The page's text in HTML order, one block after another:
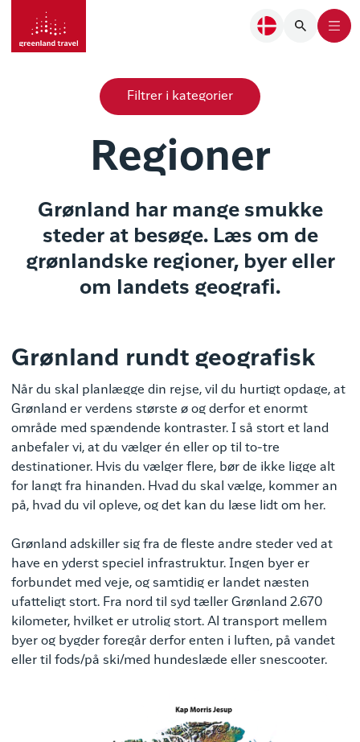
Filtrer i kategorier
Regioner
Grønland har mange smukke
steder at besøge. Læs om de
grønlandske regioner, byer eller
om landets geografi.
Grønland rundt geografisk
Når du skal planlægge din rejse, vil du hurtigt opdage, at
Grønland er verdens største ø og derfor et enormt
område med spændende kontraster. I så stort et land
anbefaler vi, at du vælger én eller op til to-tre
destinationer. Hvis du vælger flere, bør de ikke ligge alt
for langt fra hinanden. Hvad du skal vælge, kommer an
på, hvad du vil opleve, og det kan du læse lidt om her.
Grønland adskiller sig fra de fleste andre steder ved at
have en yderst speciel infrastruktur. Ingen byer er
forbundet med veje, og samtidig er landet næsten
ufatteligt stort. Fra nord til syd tæller Grønland 2.670
kilometer, hvilket er utrolig stort. Al transport mellem
byer og bygder foregår derfor enten i luften, på vandet
eller til fods/på ski/med hundeslæde eller snescooter.